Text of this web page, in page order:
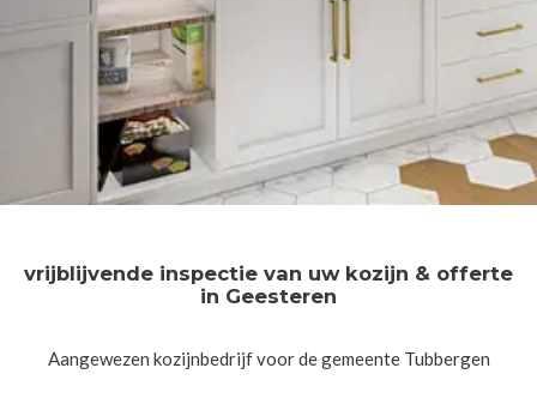
vrijblijvende inspectie van uw kozijn & offerte
in Geesteren
Aangewezen kozijnbedrijf voor de gemeente Tubbergen